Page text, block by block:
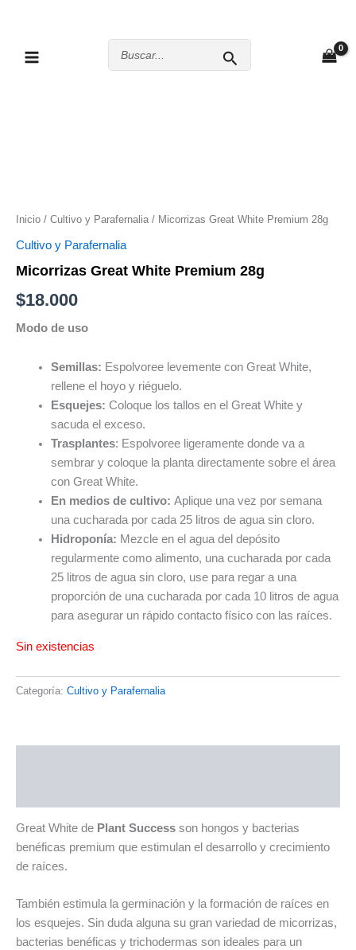
por:
Inicio / Cultivo y Parafernalia / Micorrizas Great White Premium 28g
Cultivo y Parafernalia
Micorrizas Great White Premium 28g
$18.000
Modo de uso
Semillas: Espolvoree levemente con Great White,
rellene el hoyo y riéguelo.
Esquejes: Coloque los tallos en el Great White y
sacuda el exceso.
Trasplantes: Espolvoree ligeramente donde va a
sembrar y coloque la planta directamente sobre el área
con Great White.
En medios de cultivo: Aplique una vez por semana
una cucharada por cada 25 litros de agua sin cloro.
Hidroponía: Mezcle en el agua del depósito
regularmente como alimento, una cucharada por cada
25 litros de agua sin cloro, use para regar a una
proporción de una cucharada por cada 10 litros de agua
para asegurar un rápido contacto físico con las raíces.
Sin existencias
Categoría: Cultivo y Parafernalia
Great White de Plant Success son hongos y bacterias
benéficas premium que estimulan el desarrollo y crecimiento
de raíces.
También estimula la germinación y la formación de raíces en
los esquejes. Sin duda alguna su gran variedad de micorrizas,
bacterias benéficas y trichodermas son ideales para un